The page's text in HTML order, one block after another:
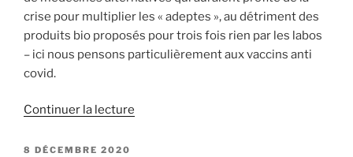
crise pour multiplier les « adeptes », au détriment des
produits bio proposés pour trois fois rien par les labos
– ici nous pensons particulièrement aux vaccins anti
covid.
Continuer la lecture
PUBLIÉ
8 DÉCEMBRE 2020